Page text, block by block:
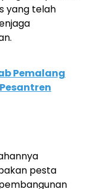
yang telah
Pemalang
pesta